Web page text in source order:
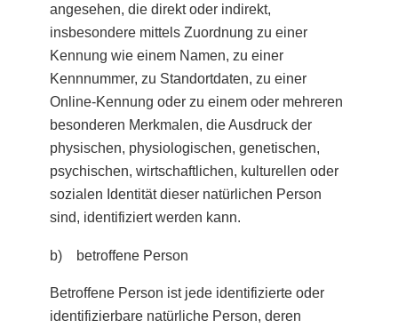
angesehen, die direkt oder indirekt,
insbesondere mittels Zuordnung zu einer
Kennung wie einem Namen, zu einer
Kennnummer, zu Standortdaten, zu einer
Online-Kennung oder zu einem oder mehreren
besonderen Merkmalen, die Ausdruck der
physischen, physiologischen, genetischen,
psychischen, wirtschaftlichen, kulturellen oder
sozialen Identität dieser natürlichen Person
sind, identifiziert werden kann.
b) betroffene Person
Betroffene Person ist jede identifizierte oder
identifizierbare natürliche Person, deren